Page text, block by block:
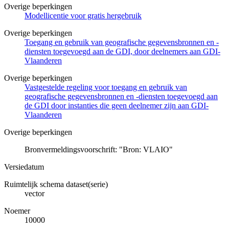
Overige beperkingen
Modellicentie voor gratis hergebruik
Overige beperkingen
Toegang en gebruik van geografische gegevensbronnen en -
diensten toegevoegd aan de GDI, door deelnemers aan GDI-
Vlaanderen
Overige beperkingen
Vastgestelde regeling voor toegang en gebruik van
geografische gegevensbronnen en -diensten toegevoegd aan
de GDI door instanties die geen deelnemer zijn aan GDI-
Vlaanderen
Overige beperkingen
Bronvermeldingsvoorschrift: "Bron: VLAIO"
Versiedatum
Ruimtelijk schema dataset(serie)
vector
Noemer
10000